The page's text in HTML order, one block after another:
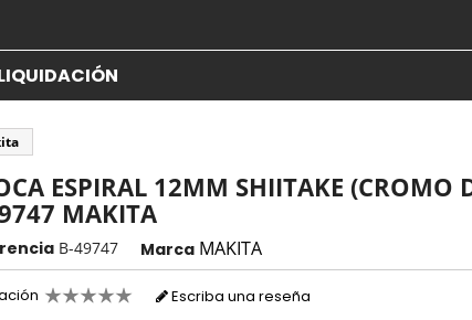
ESPIRAL 12MM SHIITAKE (CROMO
MAKITA
B-49747 Marca MAKITA
Escriba una reseña